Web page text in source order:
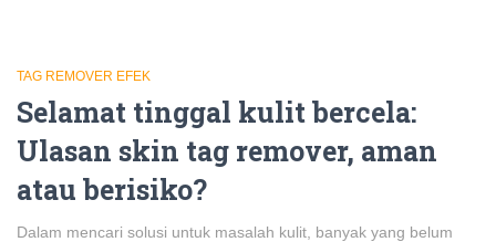
TAG REMOVER EFEK
Selamat tinggal kulit bercela:
Ulasan skin tag remover, aman
atau berisiko?
Dalam mencari solusi untuk masalah kulit, banyak yang belum